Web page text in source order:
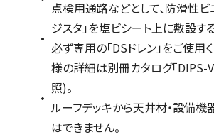
点検用通路などとして、防滑性ビ
ジスタ」を塩ビシート上に敷設す
必ず専用の「DSドレン」をご使
様の詳細は別冊カタログ「DIPS-
照)。
ルーフデッキから天井材・設備機
はできません。